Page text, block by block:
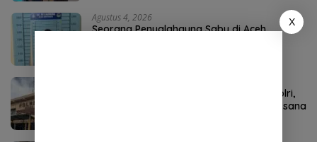
Agustus 4, 2026
Seorang Penyalahguna Sabu di Aceh
Kombes Andi Kirana Diperiksa Mabes Polri,
Kapolda Tunjuk Kabid TIK sebagai Pelaksana
X